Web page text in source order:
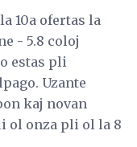
10a ofertas la
- 5.8 coloj
estas pli
Uzante
kaj novan
ol onza pli ol la 8